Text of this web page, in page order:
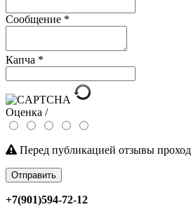
Сообщение *
Капча *
Оценка /
Перед публикацией отзывы
Отправить
+7(901)594-72-12